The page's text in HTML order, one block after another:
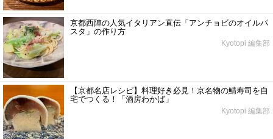
京都西陣の人気イタリアン直伝「アンチョビのオイルパ
スタ」の作り方
Kyotopi 編集部
【京都名店レシピ】料理好き必見！京名物の鯖寿司を自
宅でつくる！「酒房わかば」
Kyotopi 編集部